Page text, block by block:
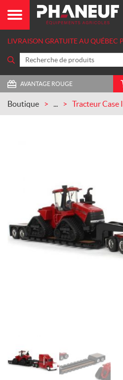
LIVRAISON GRATUITE AU QUÉBEC
AVANTAGE ROUGE
Boutique ...